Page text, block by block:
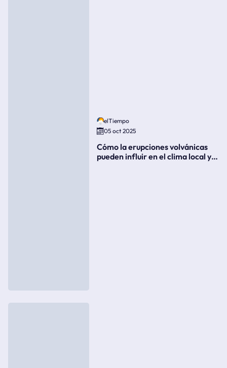
elTiempo
05 oct 2025
Cómo la erupciones volvánicas
pueden influir en el clima local y